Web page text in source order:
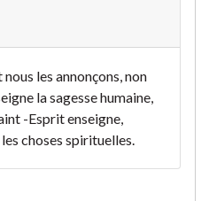
nous les annonçons, non
la sagesse humaine,
-Esprit enseigne,
choses spirituelles.